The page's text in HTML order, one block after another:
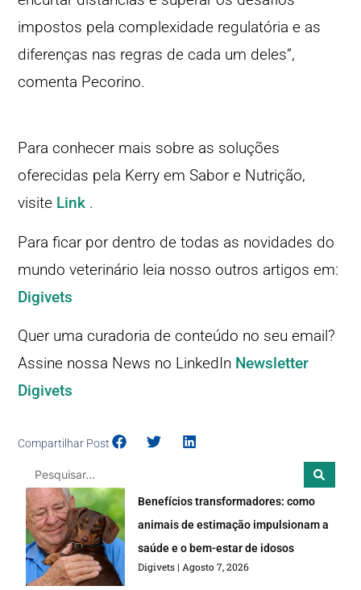
impostos pela complexidade regulatória e as
diferenças nas regras de cada um deles”,
comenta Pecorino.
Para conhecer mais sobre as soluções
oferecidas pela Kerry em Sabor e Nutrição,
visite Link .
Para ficar por dentro de todas as novidades do
mundo veterinário leia nosso outros artigos em:
Digivets
Quer uma curadoria de conteúdo no seu email?
Assine nossa News no LinkedIn Newsletter
Digivets
Compartilhar Post
Benefícios transformadores: como
animais de estimação impulsionam a
saúde e o bem-estar de idosos
Digivets Agosto 7, 2026